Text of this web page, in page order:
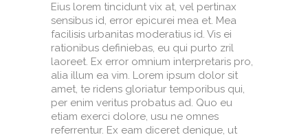
Eius lorem tincidunt vix at, vel pertinax
sensibus id, error epicurei mea et. Mea
facilisis urbanitas moderatius id. Vis ei
rationibus definiebas, eu qui purto zril
laoreet. Ex error omnium interpretaris pro,
alia illum ea vim. Lorem ipsum dolor sit
amet, te ridens gloriatur temporibus qui,
per enim veritus probatus ad. Quo eu
etiam exerci dolore, usu ne omnes
referrentur. Ex eam diceret denique, ut